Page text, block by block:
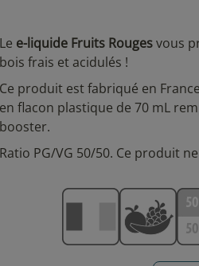
Le e-liquide Fruits Rougesvous
bois frais et acidulés !
Ce produit est fabriqué en
en flacon plastique de 70 mL
booster.
Ratio PG/VG 50/50. Ce produit